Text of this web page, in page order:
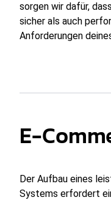
sorgen wir dafür,
sicher als auch
Anforderungen
E-
Der Aufbau eines
Systems erfordert